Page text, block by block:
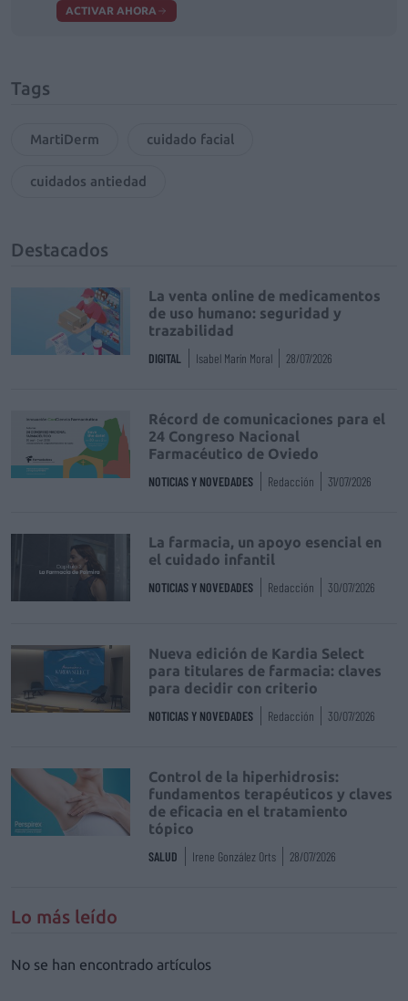
ACTIVAR AHORA
Tags
MartiDerm cuidado facial
cuidados antiedad
Destacados
La venta online de medicamentos
de uso humano: seguridad y
trazabilidad
DIGITAL Isabel Marín Moral 28/07/2026
Récord de comunicaciones para el
24 Congreso Nacional
Farmacéutico de Oviedo
NOTICIAS Y NOVEDADES Redacción 31/07/2026
La farmacia, un apoyo esencial en
el cuidado infantil
NOTICIAS Y NOVEDADES Redacción 30/07/2026
Nueva edición de Kardia Select
para titulares de farmacia: claves
para decidir con criterio
NOTICIAS Y NOVEDADES Redacción 30/07/2026
Control de la hiperhidrosis:
fundamentos terapéuticos y claves
de eficacia en el tratamiento
tópico
SALUD Irene González Orts 28/07/2026
Lo más leído
No se han encontrado artículos